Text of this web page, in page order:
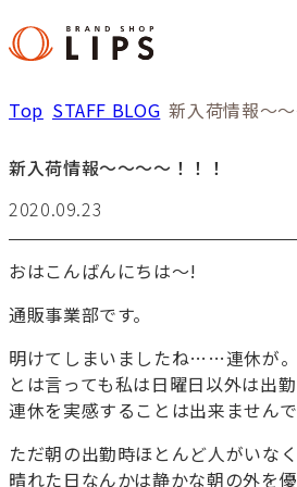
Top STAFF BLOG 新入荷情報～～
新入荷情報～～～～！！！
2020.09.23
おはこんばんにちは～!
通販事業部です。
明けてしまいましたね……連休が。
とは言っても私は日曜日以外は出
連休を実感することは出来ませんで
ただ朝の出勤時ほとんど人がいなく
晴れた日なんかは静かな朝の外を